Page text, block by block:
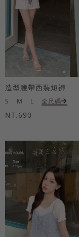
造型腰帶西裝短褲
S M L 全尺碼
NT.690